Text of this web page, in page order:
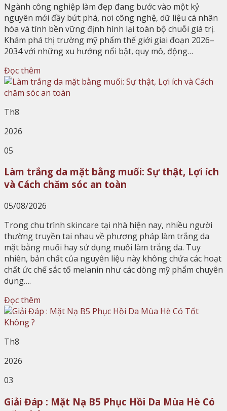
Ngành công nghiệp làm đẹp đang bước vào một kỷ
nguyên mới đầy bứt phá, nơi công nghệ, dữ liệu cá nhân
hóa và tính bền vững định hình lại toàn bộ chuỗi giá trị.
Khám phá thị trường mỹ phẩm thế giới giai đoạn 2026–
2034 với những xu hướng nổi bật, quy mô, động…
Đọc thêm
Th8
2026
05
Làm trắng da mặt bằng muối: Sự thật, Lợi ích
và Cách chăm sóc an toàn
05/08/2026
Trong chu trình skincare tại nhà hiện nay, nhiều người
thường truyền tai nhau về phương pháp làm trắng da
mặt bằng muối hay sử dụng muối làm trắng da. Tuy
nhiên, bản chất của nguyên liệu này không chứa các hoạt
chất ức chế sắc tố melanin như các dòng mỹ phẩm chuyên
dụng….
Đọc thêm
Th8
2026
03
Giải Đáp : Mặt Nạ B5 Phục Hồi Da Mùa Hè Có